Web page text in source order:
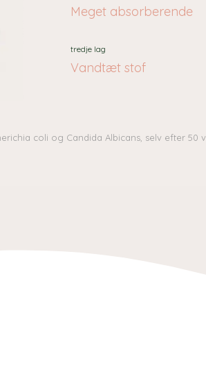
Meget absorberende
tredje lag
Vandtæt stof
coli og Candida Albicans, selv efter 50